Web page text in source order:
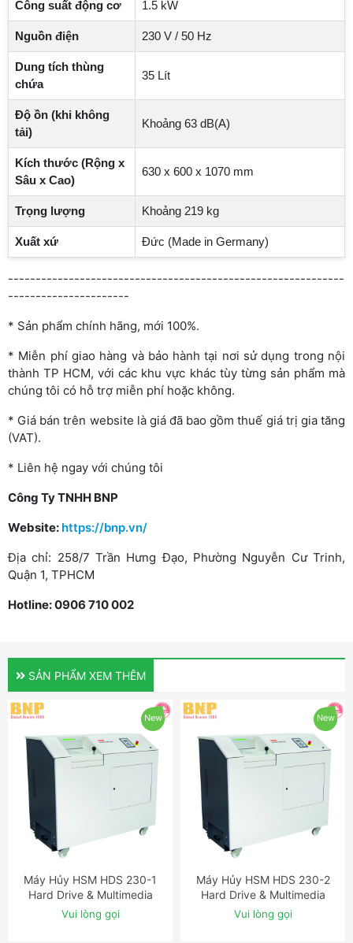
Công suất động cơ 1.5 kW
Nguồn điện 230 V / 50 Hz
Dung tích thùng
chứa
35 Lít
Độ ồn (khi không
tải)
Khoảng 63 dB(A)
Kích thước (Rộng x
Sâu x Cao)
630 x 600 x 1070 mm
Trọng lượng Khoảng 219 kg
Xuất xứ Đức (Made in Germany)
-------------------------------------------------------------
----------------------
* Sản phẩm chính hãng, mới 100%.
* Miễn phí giao hàng và bảo hành tại nơi sử dụng trong nội
thành TP HCM, với các khu vực khác tùy từng sản phẩm mà
chúng tôi có hỗ trợ miễn phí hoặc không.
* Giá bán trên website là giá đã bao gồm thuế giá trị gia tăng
(VAT).
* Liên hệ ngay với chúng tôi
Công Ty TNHH BNP
Website: https://bnp.vn/
Địa chỉ: 258/7 Trần Hưng Đạo, Phường Nguyễn Cư Trinh,
Quận 1, TPHCM
Hotline: 0906 710 002
SẢN PHẨM XEM THÊM
New
ĐẶT NGAY
Máy Hủy HSM HDS 230-1
Hard Drive & Multimedia
Shredder
Vui lòng gọi
New
ĐẶT NGAY
Máy Hủy HSM HDS 230-2
Hard Drive & Multimedia
Shredder
Vui lòng gọi